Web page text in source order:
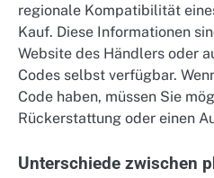
regionale Kompatibilität
Kauf. Diese Informationen
Website des Händlers oder
Codes selbst verfügbar.
Code haben, müssen Sie
Rückerstattung oder einen
Unterschiede zwischen